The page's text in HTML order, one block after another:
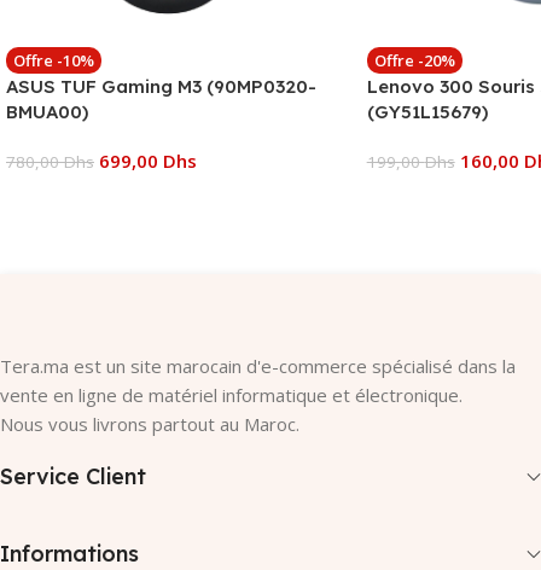
Offre -10%
ASUS TUF Gaming M3 (90MP0320-
BMUA00)
780,00Dhs 699,00 Dhs
Offre -20%
Lenovo 300 Souris
(GY51L15679)
199,00Dhs 160,00
Tera.ma est un site marocain d'e-commerce spécialisé dans la
vente en ligne de matériel informatique et électronique.
Nous vous livrons partout au Maroc.
Service Client
Informations